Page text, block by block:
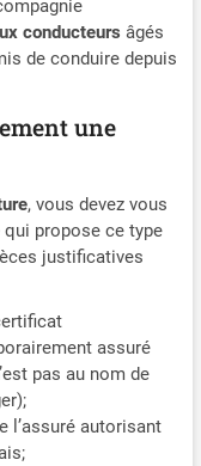
conducteurs âgés
de conduire depuis
une
, vous devez vous
qui propose ce type
justificatives
assuré
pas au nom de
l’assuré autorisant